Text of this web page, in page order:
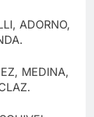
ADORNO,
MEDINA,